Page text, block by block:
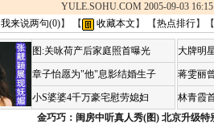
YULE.SOHU.COM 2005-09-03
我来说两句(0)】 【 收藏本文 】 【热点排行】【
图:关咏荷产后家庭照首曝光
章子怡愿为"他"息影结婚生子
小S婆婆4千万豪宅慰劳媳妇
大牌明
蒋雯丽
林青霞
金巧巧：闺房中听真人秀(图) 北京升级特